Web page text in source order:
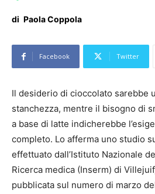
di Paola Coppola
Facebook Twitter
Il desiderio di cioccolato sarebbe
stanchezza, mentre il bisogno di
a base di latte indicherebbe
completo. Lo afferma uno studio
effettuato dall’Istituto Nazionale
Ricerca medica (Inserm) di
pubblicata sul numero di marzo